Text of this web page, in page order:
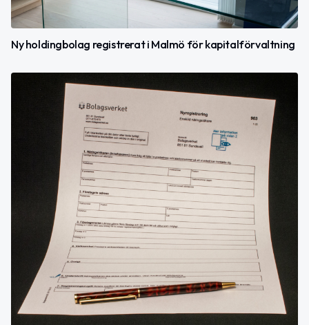
Ny holdingbolag registrerat i Malmö för kapitalförvaltning